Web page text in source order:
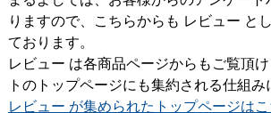
りますので、こちらからも レビュー と
ております。
レビュー は各商品ページからもご覧頂
トのトップページにも集約される仕組み
レビュー が集められたトップページはこ